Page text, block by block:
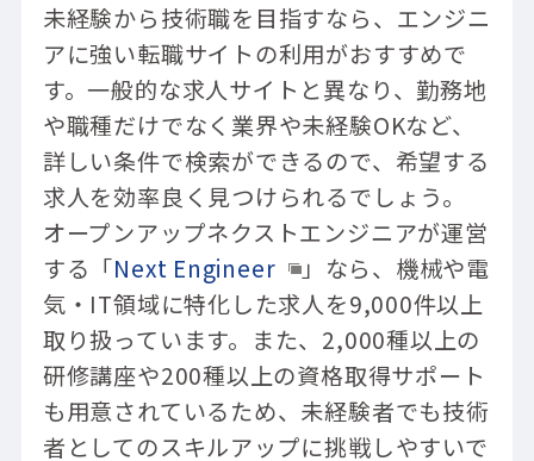
未経験から技術職を目指すなら、エンジニ
アに強い転職サイトの利用がおすすめで
す。一般的な求人サイトと異なり、勤務地
や職種だけでなく業界や未経験OKなど、
詳しい条件で検索ができるので、希望する
求人を効率良く見つけられるでしょう。
オープンアップネクストエンジニアが運営
する「Next Engineer
」なら、機械や電
気・IT領域に特化した求人を9,000件以上
取り扱っています。また、2,000種以上の
研修講座や200種以上の資格取得サポート
も用意されているため、未経験者でも技術
者としてのスキルアップに挑戦しやすいで